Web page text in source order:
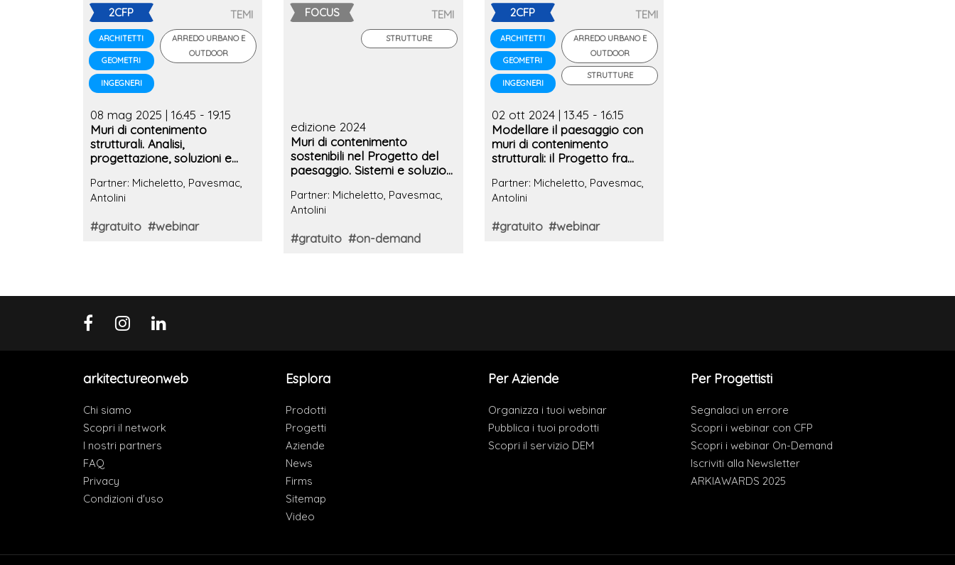
2CFP
ARCHITETTI
GEOMETRI
INGEGNERI
TEMI
ARREDO URBANO E
OUTDOOR
08 mag 2025 | 16.45 - 19.15
Muri di contenimento
strutturali. Analisi,
progettazione, soluzioni e
Partner: Micheletto, Pavesmac,
Antolini
#gratuito #webinar
FOCUS TEMI
STRUTTURE
edizione 2024
Muri di contenimento
sostenibili nel Progetto del
paesaggio. Sistemi e soluzioni
Partner: Micheletto, Pavesmac,
Antolini
#gratuito #on-demand
2CFP
ARCHITETTI
GEOMETRI
INGEGNERI
TEMI
ARREDO URBANO E
OUTDOOR
STRUTTURE
02 ott 2024 | 13.45 - 16.15
Modellare il paesaggio con
muri di contenimento
strutturali: il Progetto fra
Partner: Micheletto, Pavesmac,
Antolini
#gratuito #webinar
arkitectureonweb
Chi siamo
Scopri il network
I nostri partners
FAQ
Privacy
Condizioni d'uso
Esplora
Prodotti
Progetti
Aziende
News
Firms
Sitemap
Video
Per Aziende
Organizza i tuoi webinar
Pubblica i tuoi prodotti
Scopri il servizio DEM
Per Progettisti
Segnalaci un errore
Scopri i webinar con CFP
Scopri i webinar On-Demand
Iscriviti alla Newsletter
ARKIAWARDS 2025